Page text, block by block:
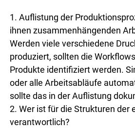
1. Auflistung der
ihnen zusammenhängenden
Werden viele verschiedene
produziert, sollten die
Produkte identifiziert werden.
oder alle Arbeitsabläufe
sollte das in der Auflistung
2. Wer ist für die Strukturen der
verantwortlich?